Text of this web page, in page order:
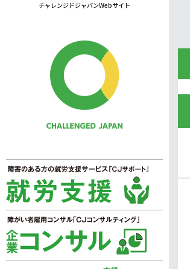
チャレンジドジャパンWebサイト